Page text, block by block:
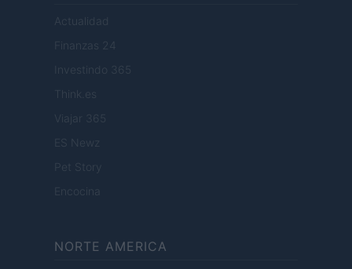
Actualidad
Finanzas 24
Investindo 365
Think.es
Viajar 365
ES Newz
Pet Story
Encocina
NORTE AMERICA